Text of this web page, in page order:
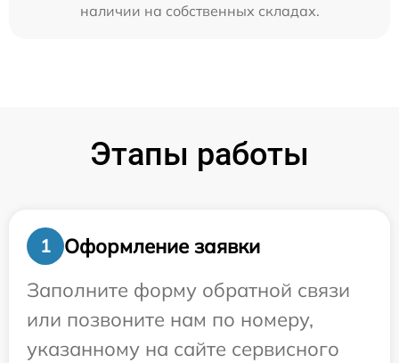
наличии на собственных складах.
Этапы работы
1
Оформление заявки
Заполните форму обратной связи
или позвоните нам по номеру,
указанному на сайте сервисного